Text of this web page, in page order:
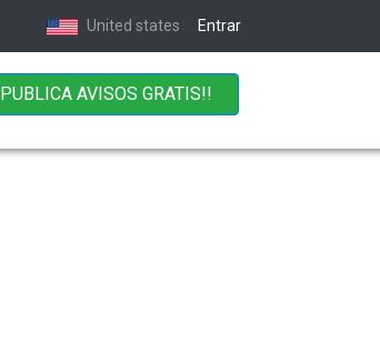
United states Entrar
PUBLICA AVISOS GRATIS!!